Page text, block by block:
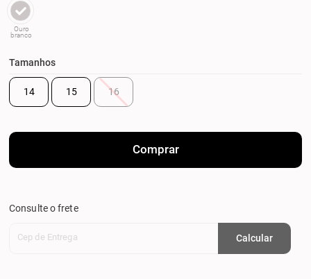
Ouro
branco
Tamanhos
14 15 16
Comprar
Consulte o frete
Cep de Entrega Calcular